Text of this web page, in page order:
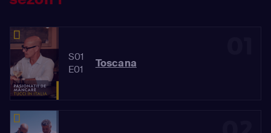
S01
E01
Toscana